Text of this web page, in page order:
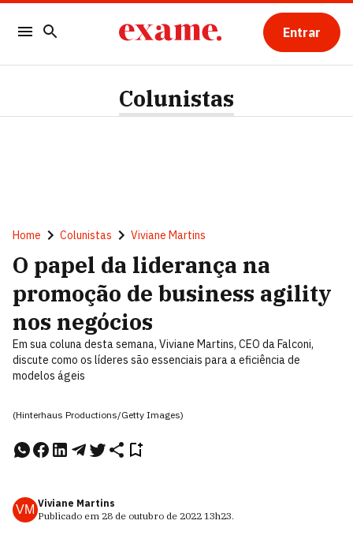
Entrar
Colunistas
Home Colunistas Viviane Martins
O papel da liderança na
promoção de business agility
nos negócios
Em sua coluna desta semana, Viviane Martins, CEO da Falconi,
discute como os líderes são essenciais para a eficiência de
modelos ágeis
(Hinterhaus Productions/Getty Images)
VM Viviane Martins
Publicado em 28 de outubro de 2022 13h23.